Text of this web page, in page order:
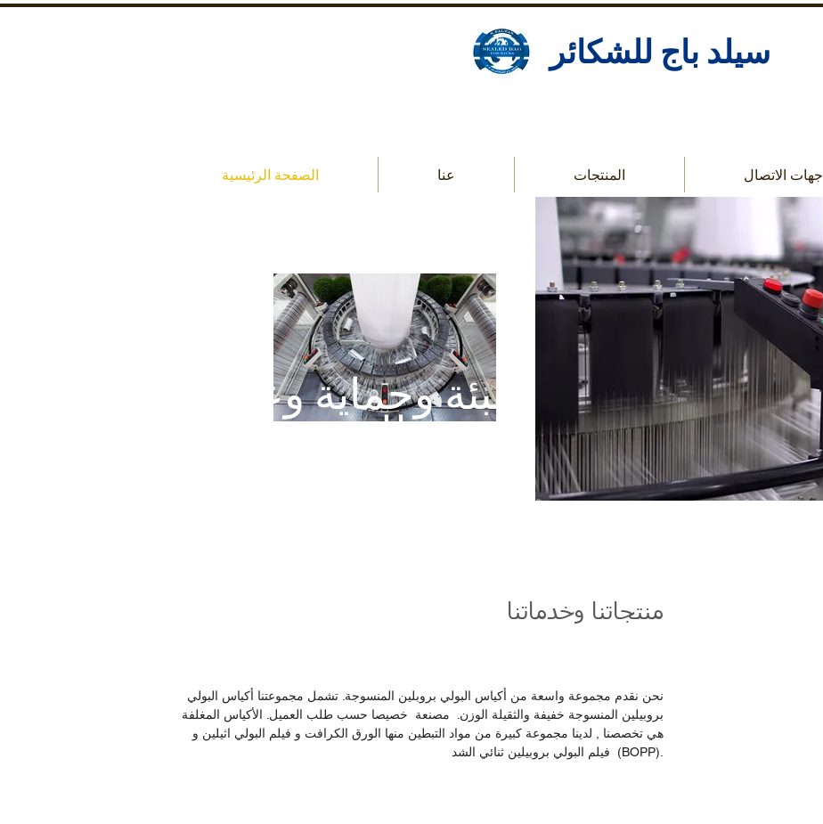
سيلد باج للشكائر
الصفحة الرئيسية عنا المنتجات جهات الاتصال
تعبئة وحماية وعرض
للمنتج
منتجاتنا وخدماتنا
نحن نقدم مجموعة واسعة من أكياس البولي بروبلين المنسوجة. تشمل مجموعتنا أكياس البولي
بروبيلين المنسوجة خفيفة والثقيلة الوزن. مصنعة خصيصا حسب طلب العميل. الأكياس المغلفة
هي تخصصنا , لدينا مجموعة كبيرة من مواد التبطين منها الورق الكرافت و فيلم البولي اثيلين و
فيلم البولي بروبيلين ثنائي الشد (BOPP).